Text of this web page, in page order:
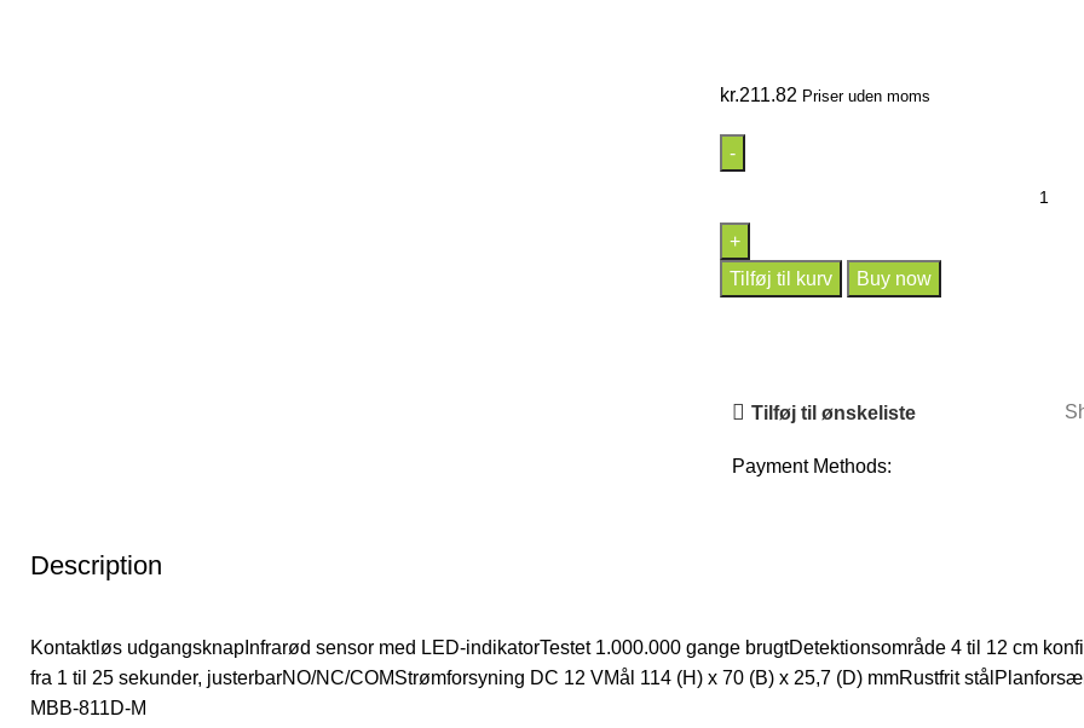
kr.211.82 Priser uden moms
Tilføj til kurv Buy now
Tilføj til ønskeliste
Payment Methods:
Description
Kontaktløs udgangsknapInfrarød sensor med LED-indikatorTestet 1.000.000 gange brugtDetektionsområde 4 til 12 cm
fra 1 til 25 sekunder, justerbarNO/NC/COMStrømforsyning DC 12 VMål 114 (H) x 70 (B) x 25,7 (D) mmRustfrit
MBB-811D-M